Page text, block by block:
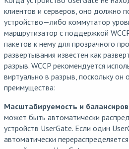
клиентов и серверов, оно должно
устройство—либо коммутатор
маршрутизатор с поддержкой
пакетов к нему для прозрачного
развертывания известен как
разрыв. WCCP рекомендуется
виртуально в разрыв, поскольку
преимущества:
Масштабируемость и
может быть автоматически
устройств UserGate. Если один
автоматически